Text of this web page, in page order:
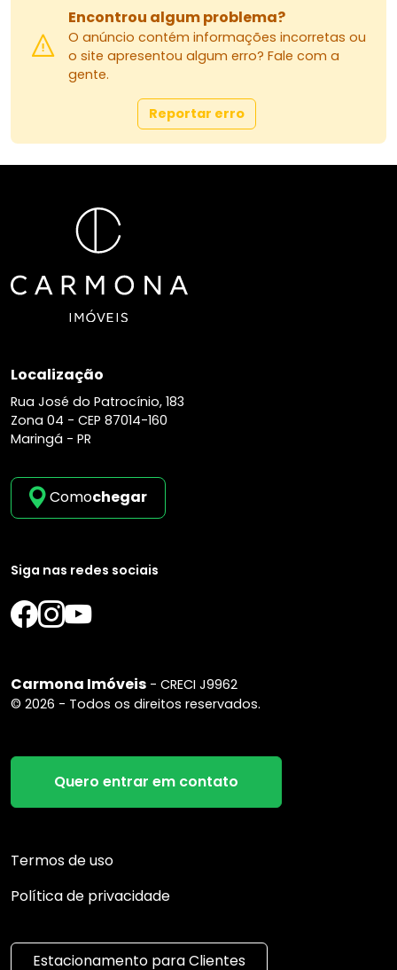
Encontrou algum problema?
O anúncio contém informações incorretas ou
o site apresentou algum erro? Fale com a
gente.
Reportar erro
Localização
Rua José do Patrocínio, 183
Zona 04 - CEP 87014-160
Maringá - PR
Comochegar
Siga nas redes sociais
Carmona Imóveis - CRECI J9962
© 2026 - Todos os direitos reservados.
Quero entrar em contato
Termos de uso
Política de privacidade
Estacionamento para Clientes